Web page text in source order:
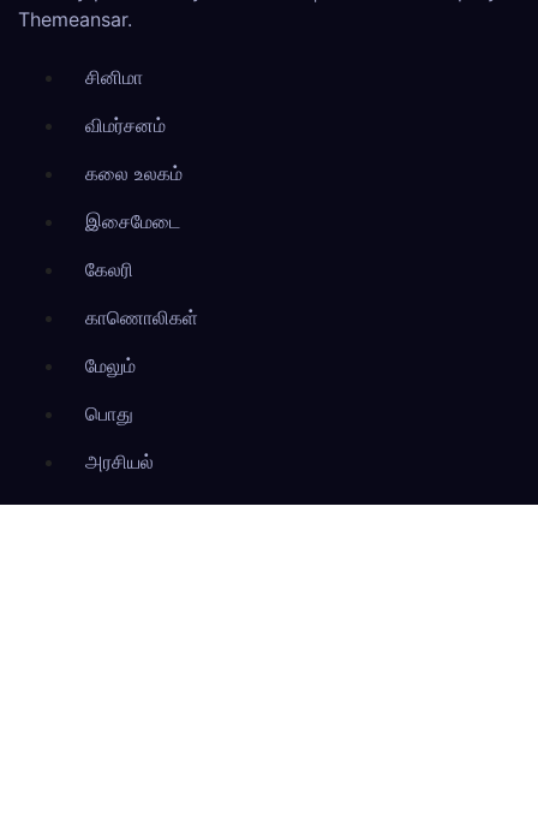
Themeansar.
சினிமா
விமர்சனம்
கலை உலகம்
இசைமேடை
கேலரி
காணொலிகள்
மேலும்
பொது
அரசியல்